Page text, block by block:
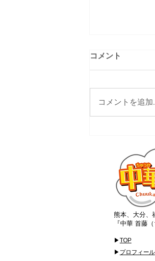
コメント
コメントを追加
熊本、大分、
『中華 首藤
▶TOP
▶ プロフィール